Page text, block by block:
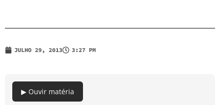
JULHO 29, 2013 3:27 PM
▶ Ouvir matéria